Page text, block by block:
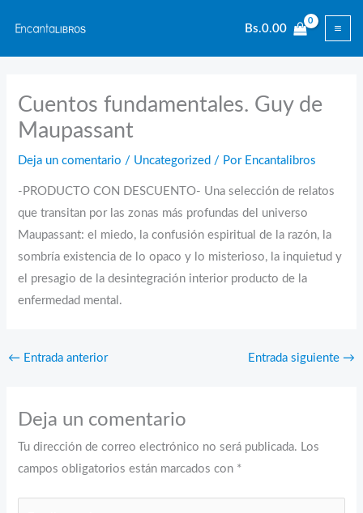
contenido
Bs.0.00
Cuentos fundamentales. Guy de
Maupassant
Deja un comentario / Uncategorized / Por Encantalibros
-PRODUCTO CON DESCUENTO- Una selección de relatos
que transitan por las zonas más profundas del universo
Maupassant: el miedo, la confusión espiritual de la razón, la
sombría existencia de lo opaco y lo misterioso, la inquietud y
el presagio de la desintegración interior producto de la
enfermedad mental.
← Entrada anterior Entrada siguiente →
Deja un comentario
Tu dirección de correo electrónico no será publicada. Los
campos obligatorios están marcados con *